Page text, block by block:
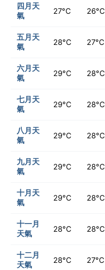
四月天
氣
27°C 26°C
五月天
氣
28°C 27°C
六月天
氣
29°C 28°C
七月天
氣
29°C 28°C
八月天
氣
29°C 28°C
九月天
氣
29°C 28°C
十月天
氣
29°C 28°C
十一月
天氣
28°C 28°C
十二月
天氣
28°C 27°C